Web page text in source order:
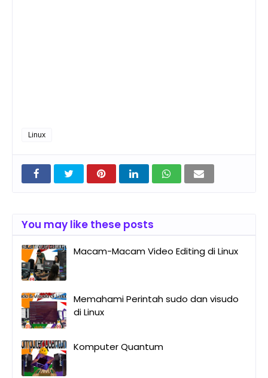
Linux
You may like these posts
Macam-Macam Video Editing di Linux
Memahami Perintah sudo dan visudo
di Linux
Komputer Quantum